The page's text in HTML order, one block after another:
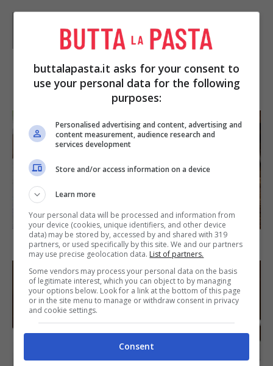
IN PRIMO PIANO
SECONDI PIATTI
Arista di maiale al latte
DOLCI
buttalapasta.it asks for your consent to
use your personal data for the following
purposes:
Personalised advertising and content, advertising and
content measurement, audience research and
services development
Store and/or access information on a device
Learn more
Your personal data will be processed and information from
your device (cookies, unique identifiers, and other device
data) may be stored by, accessed by and shared with 319
partners, or used specifically by this site. We and our partners
may use precise geolocation data. List of partners.
Some vendors may process your personal data on the basis
of legitimate interest, which you can object to by managing
your options below. Look for a link at the bottom of this page
or in the site menu to manage or withdraw consent in privacy
and cookie settings.
Consent